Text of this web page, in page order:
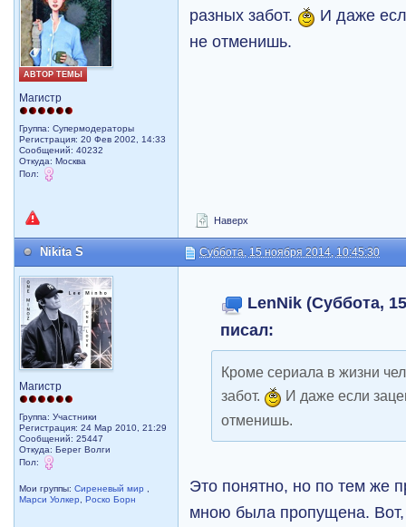
АВТОР ТЕМЫ
Магистр
Группа: Супермодераторы
Регистрация: 20 Фев 2002, 14:33
Сообщений: 40232
Откуда: Москва
Пол:
разных забот.
И даже
не отменишь.
Наверх
Nikita S Суббота, 15 ноября 2014, 10:45:30
Магистр
Группа: Участники
Регистрация: 24 Мар 2010, 21:29
Сообщений: 25447
Откуда: Берег Волги
Пол:
Мои группы:Сиреневый мир ,
Марси Уолкер, Роско Борн
LenNik (Суббота,
писал:
Кроме сериала в жизни
забот.
И даже если
отменишь.
Это понятно, но по тем же
мною была пропущена.